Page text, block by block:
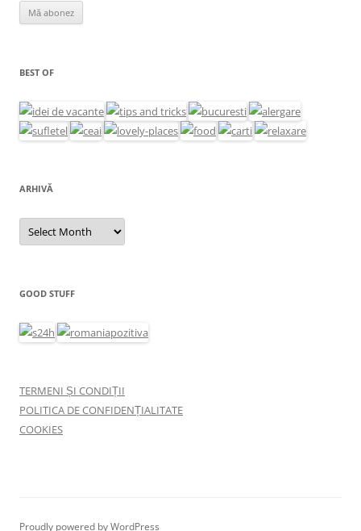
BEST OF
ARHIVĂ
Arhivă
GOOD STUFF
TERMENI ȘI CONDIȚII
POLITICA DE CONFIDENȚIALITATE
COOKIES
Proudly powered by WordPress